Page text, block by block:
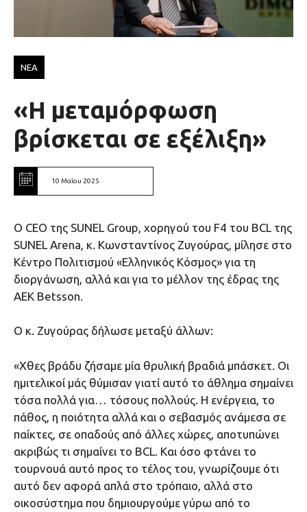
ΝΕΑ
«Η μεταμόρφωση
βρίσκεται σε εξέλιξη»
10 Μαΐου 2025
Ο CEO της SUNEL Group, χορηγoύ του F4 του BCL της
SUNEL Arena, κ. Κωνσταντίνος Ζυγούρας, μίλησε στο
Κέντρο Πολιτισμού «Ελληνικός Κόσμος» για τη
διοργάνωση, αλλά και για το μέλλον της έδρας της
ΑΕΚ Betsson.
Ο κ. Ζυγούρας δήλωσε μεταξύ άλλων:
«Χθες βράδυ ζήσαμε μία θρυλική βραδιά μπάσκετ. Οι
ημιτελικοί μάς θύμισαν γιατί αυτό το άθλημα σημαίνει
τόσα πολλά για… τόσους πολλούς. Η ενέργεια, το
πάθος, η ποιότητα αλλά και ο σεβασμός ανάμεσα σε
παίκτες, σε οπαδούς από άλλες χώρες, αποτυπώνει
ακριβώς τι σημαίνει το BCL. Και όσο φτάνει το
τουρνουά αυτό προς το τέλος του, γνωρίζουμε ότι
αυτό δεν αφορά απλά στο τρόπαιο, αλλά στο
οικοσύστημα που δημιουργούμε γύρω από το